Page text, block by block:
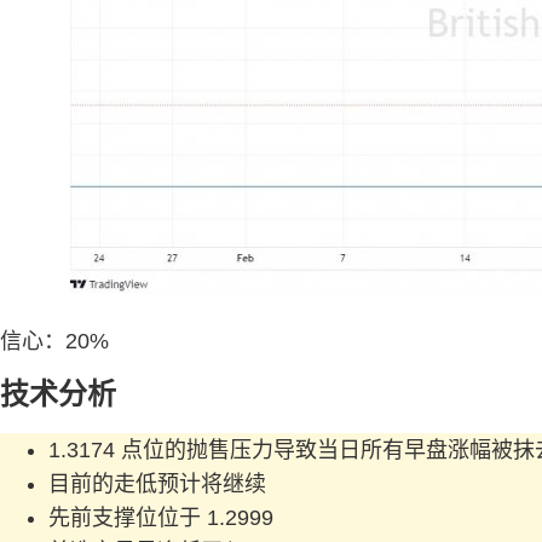
信心：20%
技术分析
1.3174 点位的抛售压力导致当日所有早盘涨幅被抹
目前的走低预计将继续
先前支撑位位于 1.2999